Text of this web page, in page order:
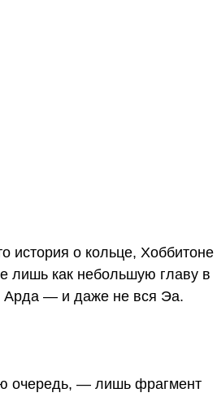
история о кольце, Хоббитоне
лишь как небольшую главу в
Арда — и даже не вся Эа.
очередь, — лишь фрагмент